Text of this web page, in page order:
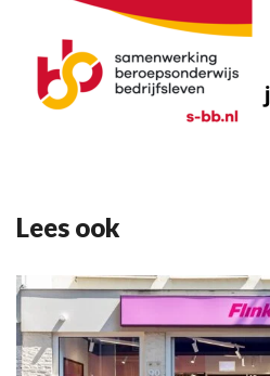
Lees ook